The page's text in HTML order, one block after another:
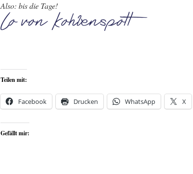
Also: bis die Tage!
Teilen mit:
Facebook Drucken WhatsApp X
Gefällt mir: